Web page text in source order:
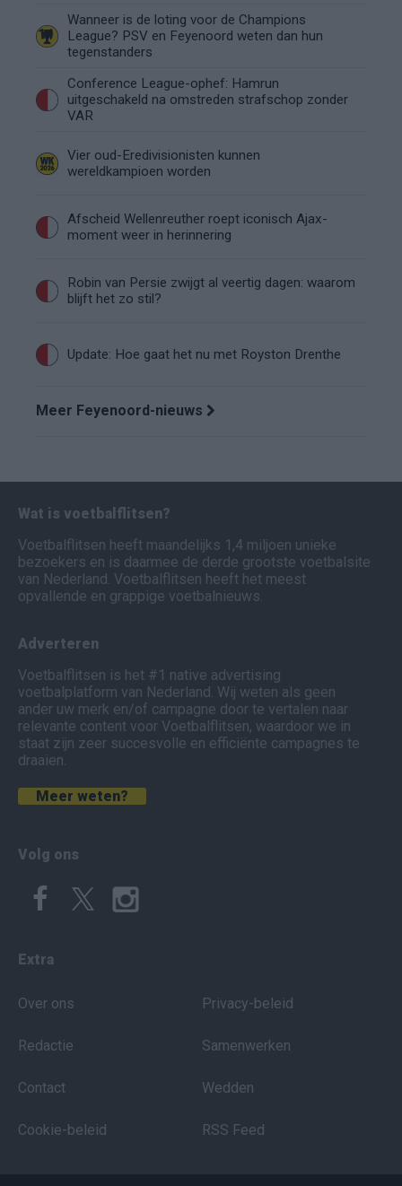
Wanneer is de loting voor de Champions
League? PSV en Feyenoord weten dan hun
tegenstanders
Conference League-ophef: Hamrun
uitgeschakeld na omstreden strafschop zonder
VAR
Vier oud-Eredivisionisten kunnen
wereldkampioen worden
Afscheid Wellenreuther roept iconisch Ajax-
moment weer in herinnering
Robin van Persie zwijgt al veertig dagen: waarom
blijft het zo stil?
Update: Hoe gaat het nu met Royston Drenthe
Meer Feyenoord-nieuws
Wat is voetbalflitsen?
Voetbalflitsen heeft maandelijks 1,4 miljoen unieke
bezoekers en is daarmee de derde grootste voetbalsite
van Nederland. Voetbalflitsen heeft het meest
opvallende en grappige voetbalnieuws.
Adverteren
Voetbalflitsen is het #1 native advertising
voetbalplatform van Nederland. Wij weten als geen
ander uw merk en/of campagne door te vertalen naar
relevante content voor Voetbalflitsen, waardoor we in
staat zijn zeer succesvolle en efficiënte campagnes te
draaien.
Meer weten?
Volg ons
Extra
Over ons
Redactie
Contact
Cookie-beleid
Privacy-beleid
Samenwerken
Wedden
RSS Feed